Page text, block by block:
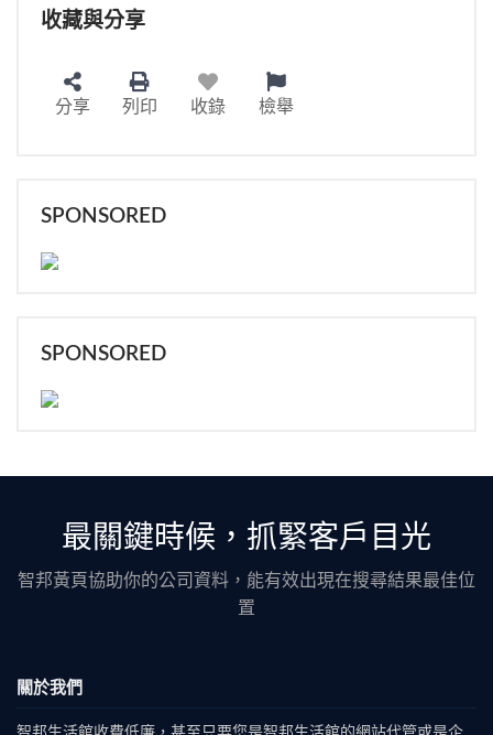
收藏與分享
分享 列印 收錄 檢舉
SPONSORED
SPONSORED
最關鍵時候，抓緊客戶目光
智邦黃頁協助你的公司資料，能有效出現在搜尋結果最佳位
置
關於我們